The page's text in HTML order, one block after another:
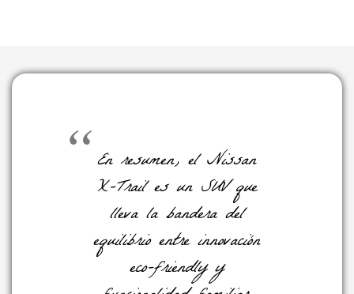
En resumen, el Nissan
X-Trail es un SUV que
lleva la bandera del
equilibrio entre innovación
eco-friendly y